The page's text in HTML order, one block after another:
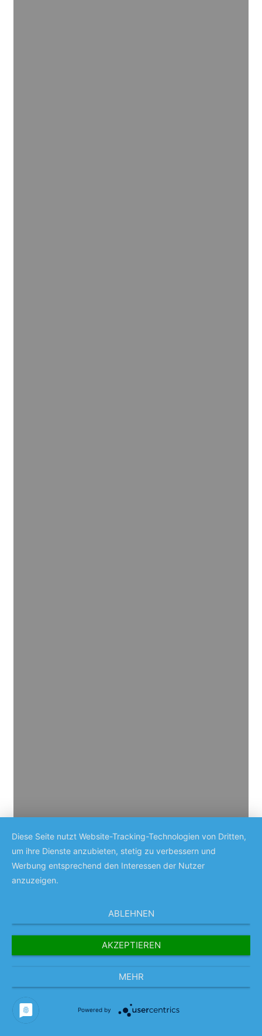
Diese Seite nutzt Website-Tracking-Technologien von Dritten,
um ihre Dienste anzubieten, stetig zu verbessern und
Werbung entsprechend den Interessen der Nutzer
anzuzeigen.
ABLEHNEN
AKZEPTIEREN
MEHR
Powered by